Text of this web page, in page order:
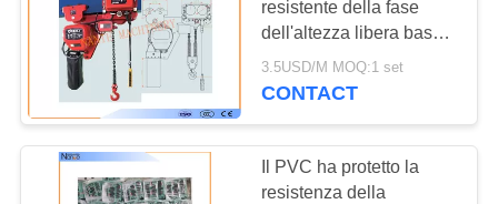
QUALITÀ
CONTATTACI
RICHIEDA
resistente della fase
dell'altezza libera bassa
corrosivo su portabile ed
anti
3.5USD/M MOQ:1 set
CONTACT
Il PVC ha protetto la
resistenza della